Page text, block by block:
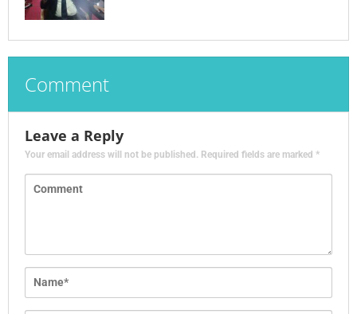
Comment
Leave a Reply
Your email address will not be published. Required fields are marked *